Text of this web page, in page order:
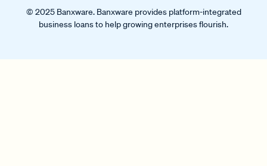
© 2025 Banxware. Banxware provides platform-integrated
business loans to help growing enterprises flourish.